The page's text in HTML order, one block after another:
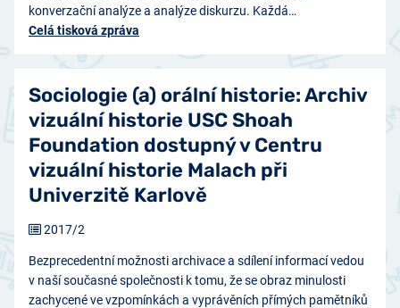
konverzační analýze a analýze diskurzu. Každá…
Celá tisková zpráva
Sociologie (a) orální historie: Archiv
vizuální historie USC Shoah
Foundation dostupný v Centru
vizuální historie Malach při
Univerzitě Karlově
Bezprecedentní možnosti archivace a sdílení informací vedou
v naší současné společnosti k tomu, že se obraz minulosti
zachycené ve vzpomínkách a vyprávěních přímých pamětníků
2017/2